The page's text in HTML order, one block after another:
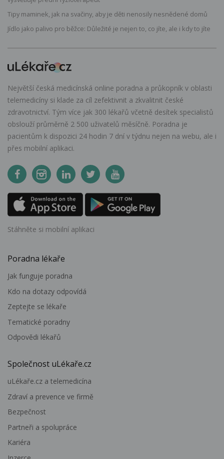
Tipy maminek, jak na svačiny, aby je děti nenosily nesnědené domů
Jídlo jako palivo pro běžce: Důležité je nejen to, co jíte, ale i kdy to jíte
Největší česká medicínská online poradna a průkopník v oblasti
telemedicíny si klade za cíl zefektivnit a zkvalitnit české
zdravotnictví. Tým více jak 300 lékařů včetně desítek specialistů
obslouží průměrně 2 500 uživatelů měsíčně. Poradna je
pacientům k dispozici 24 hodin 7 dní v týdnu nejen na webu, ale i
přes mobilní aplikaci.
Stáhněte si mobilní aplikaci
Poradna lékaře
Jak funguje poradna
Kdo na dotazy odpovídá
Zeptejte se lékaře
Tematické poradny
Odpovědi lékařů
Společnost uLékaře.cz
uLékaře.cz a telemedicína
Zdraví a prevence ve firmě
Bezpečnost
Partneři a spolupráce
Kariéra